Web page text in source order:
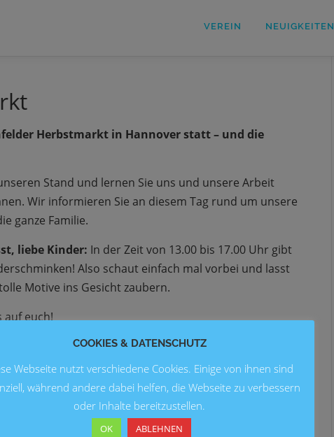
VEREIN NEUIGKEITEN
Herbstmarkt in Hannover statt – und die
Stand und lernen Sie uns und unsere Arbeit
Wir informieren Sie an diesem Tag rund um unsere
ganze Familie.
liebe Kinder: In der Zeit von 13.00 bis 17.00 Uhr gibt
Also schaut einfach mal vorbei und lasst
Motive ins Gesicht zaubern.
auf euch!
Uhr bis 19.30 Uhr
in Hannover-Bothfeld, Standplatz 166
COOKIES & DATENSCHUTZ
Webseite nutzt verschiedene Cookies. Einige von ihnen sind
während andere dabei helfen, die Webseite zu verbessern
oder Inhalte bereitzustellen.
OK ABLEHNEN